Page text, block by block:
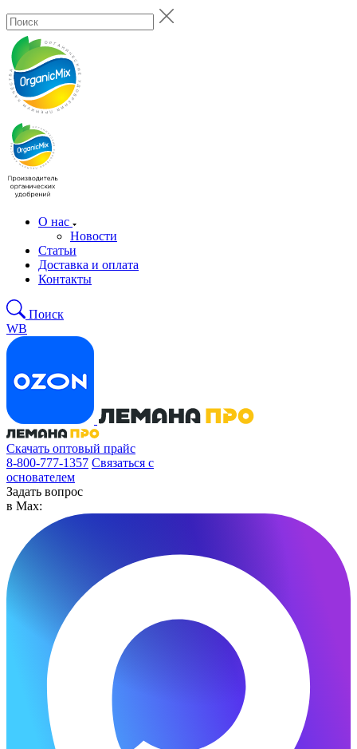
О нас
Новости
Статьи
Доставка и оплата
Контакты
Поиск
WB
Скачать оптовый прайс
8-800-777-1357 Связаться с
основателем
Задать вопрос
в Max: